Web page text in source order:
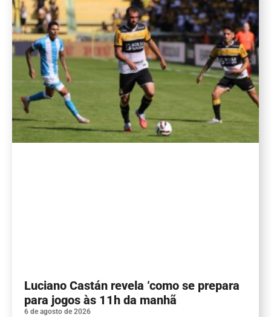
Luciano Castán revela ‘como se prepara
para jogos às 11h da manhã
6 de agosto de 2026